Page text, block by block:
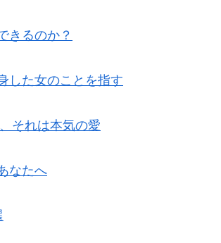
きるのか？
した女のことを指す
それは本気の愛
なたへ